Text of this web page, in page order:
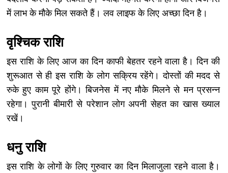
में लाभ के मौके मिल सकते हैं। लव लाइफ के लिए अच्छा दिन है।
वृश्चिक राशि
इस राशि के लिए आज का दिन काफी बेहतर रहने वाला है। दिन की
शुरूआत से ही इस राशि के लोग सक्रिय रहेंगे। दोस्तों की मदद से
रुके हुए काम पूरे होंगे। बिजनेस में नए मौके मिलने से मन प्रसन्न
रहेगा। पुरानी बीमारी से परेशान लोग अपनी सेहत का खास ख्याल
रखें।
धनु राशि
इस राशि के लोगों के लिए गुरुवार का दिन मिलाजुला रहने वाला है।